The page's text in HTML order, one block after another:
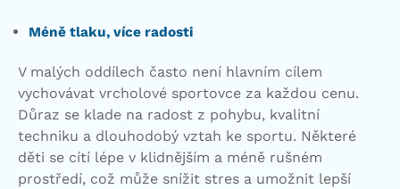
Méně tlaku, více radosti
V malých oddílech často není hlavním cílem
vychovávat vrcholové sportovce za každou cenu.
Důraz se klade na radost z pohybu, kvalitní
techniku a dlouhodobý vztah ke sportu. Některé
děti se cítí lépe v klidnějším a méně rušném
prostředí, což může snížit stres a umožnit lepší